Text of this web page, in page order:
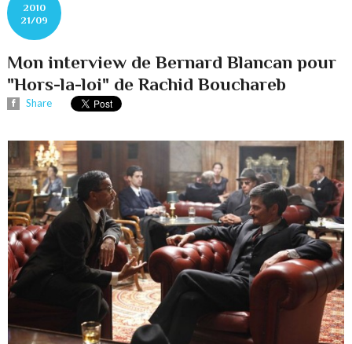
2010
21/09
Mon interview de Bernard Blancan pour
"Hors-la-loi" de Rachid Bouchareb
Share